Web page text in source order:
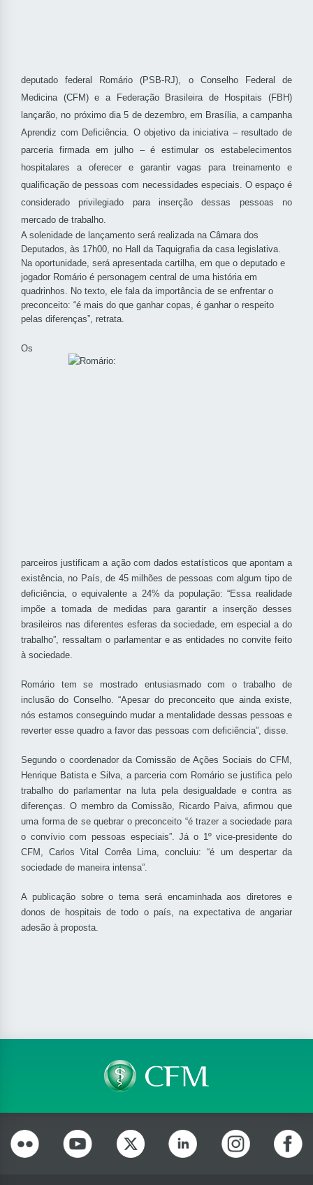
deputado federal Romário (PSB-RJ), o Conselho Federal de
Medicina (CFM) e a Federação Brasileira de Hospitais (FBH)
lançarão, no próximo dia 5 de dezembro, em Brasília, a campanha
Aprendiz com Deficiência. O objetivo da iniciativa – resultado de
parceria firmada em julho – é estimular os estabelecimentos
hospitalares a oferecer e garantir vagas para treinamento e
qualificação de pessoas com necessidades especiais. O espaço é
considerado privilegiado para inserção dessas pessoas no
mercado de trabalho.
A solenidade de lançamento será realizada na Câmara dos
Deputados, às 17h00, no Hall da Taquigrafia da casa legislativa.
Na oportunidade, será apresentada cartilha, em que o deputado e
jogador Romário é personagem central de uma história em
quadrinhos. No texto, ele fala da importância de se enfrentar o
preconceito: “é mais do que ganhar copas, é ganhar o respeito
pelas diferenças”, retrata.
Os
parceiros justificam a ação com dados estatísticos que apontam a
existência, no País, de 45 milhões de pessoas com algum tipo de
deficiência, o equivalente a 24% da população: “Essa realidade
impõe a tomada de medidas para garantir a inserção desses
brasileiros nas diferentes esferas da sociedade, em especial a do
trabalho”, ressaltam o parlamentar e as entidades no convite feito
à sociedade.
Romário tem se mostrado entusiasmado com o trabalho de
inclusão do Conselho. “Apesar do preconceito que ainda existe,
nós estamos conseguindo mudar a mentalidade dessas pessoas e
reverter esse quadro a favor das pessoas com deficiência”, disse.
Segundo o coordenador da Comissão de Ações Sociais do CFM,
Henrique Batista e Silva, a parceria com Romário se justifica pelo
trabalho do parlamentar na luta pela desigualdade e contra as
diferenças. O membro da Comissão, Ricardo Paiva, afirmou que
uma forma de se quebrar o preconceito “é trazer a sociedade para
o convívio com pessoas especiais”. Já o 1º vice-presidente do
CFM, Carlos Vital Corrêa Lima, concluiu: “é um despertar da
sociedade de maneira intensa”.
A publicação sobre o tema será encaminhada aos diretores e
donos de hospitais de todo o país, na expectativa de angariar
adesão à proposta.